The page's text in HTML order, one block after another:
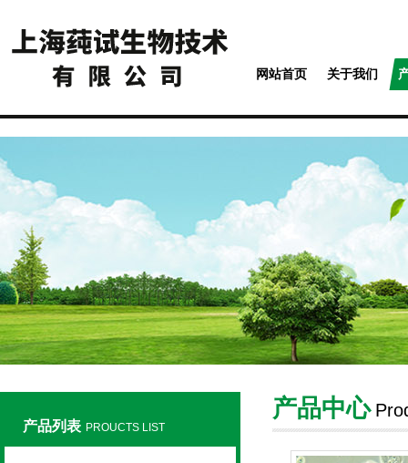
网站首页 关于我们
产品列表 PROUCTS LIST
产品中心